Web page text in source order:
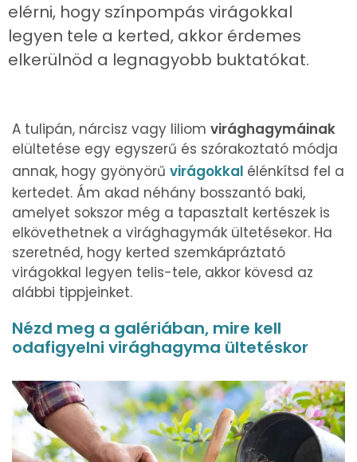
elérni, hogy színpompás virágokkal
legyen tele a kerted, akkor érdemes
elkerülnöd a legnagyobb buktatókat.
A tulipán, nárcisz vagy liliom virághagymáinak
elültetése egy egyszerű és szórakoztató módja
annak, hogy gyönyörű virágokkal élénkítsd fel a
kertedet. Ám akad néhány bosszantó baki,
amelyet sokszor még a tapasztalt kertészek is
elkövethetnek a virághagymák ültetésekor. Ha
szeretnéd, hogy kerted szemkápráztató
virágokkal legyen telis-tele, akkor kövesd az
alábbi tippjeinket.
Nézd meg a galériában, mire kell
odafigyelni virághagyma ültetéskor